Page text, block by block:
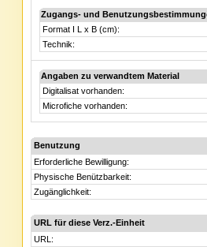
Zugangs- und
Format I L x B (cm):
Technik:
Angaben zu verwandtem Material
Digitalisat vorhanden:
Microfiche vorhanden:
Benutzung
Erforderliche Bewilligung:
Physische Benützbarkeit:
Zugänglichkeit:
URL für diese Verz.-Einheit
URL: